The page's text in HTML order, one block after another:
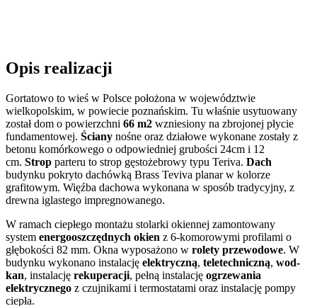
Opis realizacji
Gortatowo to wieś w Polsce położona w województwie
wielkopolskim, w powiecie poznańskim. Tu właśnie usytuowany
został dom o powierzchni 66 m2 wzniesiony na zbrojonej płycie
fundamentowej. Ściany nośne oraz działowe wykonane zostały z
betonu komórkowego o odpowiedniej grubości 24cm i 12
cm. Strop parteru to strop gęstożebrowy typu Teriva. Dach
budynku pokryto dachówką Brass Teviva planar w kolorze
grafitowym. Więźba dachowa wykonana w sposób tradycyjny, z
drewna iglastego impregnowanego.
W ramach ciepłego montażu stolarki okiennej zamontowany
system energooszczędnych okien z 6-komorowymi profilami o
głębokości 82 mm. Okna wyposażono w rolety przewodowe. W
budynku wykonano instalację elektryczną, teletechniczną, wod-
kan, instalację rekuperacji, pełną instalację ogrzewania
elektrycznego z czujnikami i termostatami oraz instalację pompy
ciepła.